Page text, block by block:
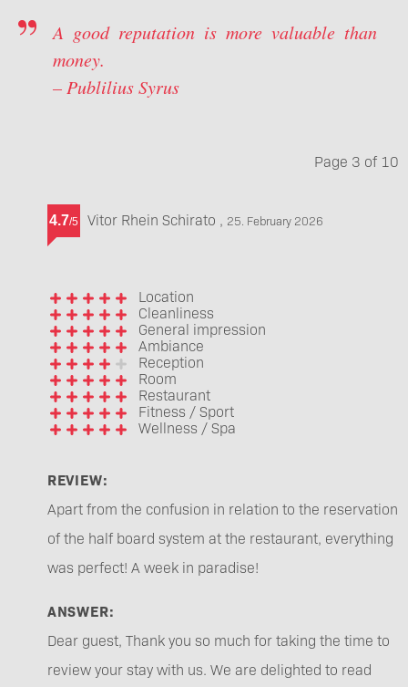
A good reputation is more valuable than
money.
– Publilius Syrus
Page 3 of 10
4.7/5 Vitor Rhein Schirato , 25. February 2026
Location
Cleanliness
General impression
Ambiance
Reception
Room
Restaurant
Fitness / Sport
Wellness / Spa
REVIEW:
Apart from the confusion in relation to the reservation
of the half board system at the restaurant, everything
was perfect! A week in paradise!
ANSWER:
Dear guest, Thank you so much for taking the time to
review your stay with us. We are delighted to read